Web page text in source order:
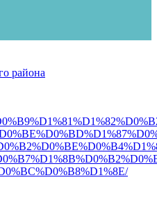
района